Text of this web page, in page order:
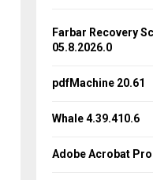
o
r
Farbar Recovery
05.8.2026.0
pdfMachine 20.61
Whale 4.39.410.6
Adobe Acrobat